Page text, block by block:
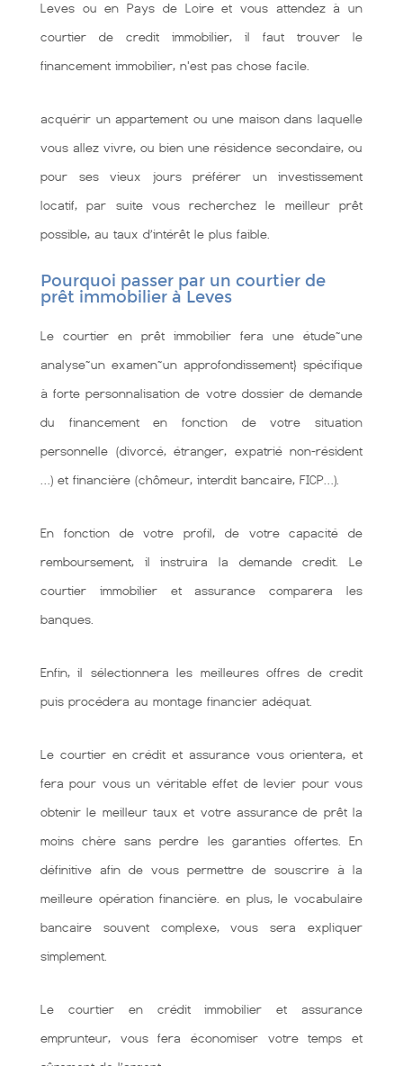
Leves ou en Pays de Loire et vous attendez à un
courtier de credit immobilier, il faut trouver le
financement immobilier, n'est pas chose facile.
acquérir un appartement ou une maison dans laquelle
vous allez vivre, ou bien une résidence secondaire, ou
pour ses vieux jours préférer un investissement
locatif, par suite vous recherchez le meilleur prêt
possible, au taux d’intérêt le plus faible.
Pourquoi passer par un courtier de
prêt immobilier à Leves
Le courtier en prêt immobilier fera une étude~une
analyse~un examen~un approfondissement} spécifique
à forte personnalisation de votre dossier de demande
du financement en fonction de votre situation
personnelle (divorcé, étranger, expatrié non-résident
…) et financière (chômeur, interdit bancaire, FICP…).
En fonction de votre profil, de votre capacité de
remboursement, il instruira la demande credit. Le
courtier immobilier et assurance comparera les
banques.
Enfin, il sélectionnera les meilleures offres de credit
puis procédera au montage financier adéquat.
Le courtier en crédit et assurance vous orientera, et
fera pour vous un véritable effet de levier pour vous
obtenir le meilleur taux et votre assurance de prêt la
moins chère sans perdre les garanties offertes. En
définitive afin de vous permettre de souscrire à la
meilleure opération financière. en plus, le vocabulaire
bancaire souvent complexe, vous sera expliquer
simplement.
Le courtier en crédit immobilier et assurance
emprunteur, vous fera économiser votre temps et